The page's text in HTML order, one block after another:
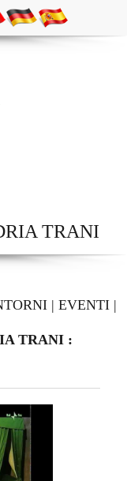
TRANI
| EVENTI |
TRANI :